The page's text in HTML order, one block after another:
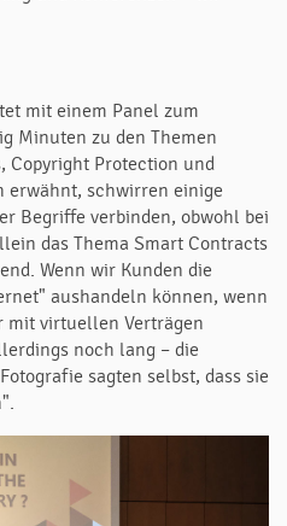
mit einem Panel zum
Minuten zu den Themen
Copyright Protection und
erwähnt, schwirren einige
Begriffe verbinden, obwohl bei
das Thema Smart Contracts
Wenn wir Kunden die
aushandeln können, wenn
mit virtuellen Verträgen
noch lang – die
sagten selbst, dass sie